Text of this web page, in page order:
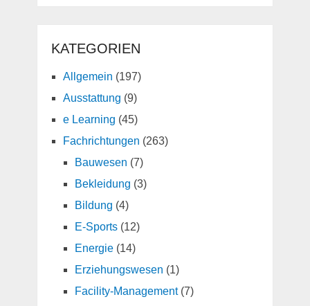
KATEGORIEN
Allgemein (197)
Ausstattung (9)
e Learning (45)
Fachrichtungen (263)
Bauwesen (7)
Bekleidung (3)
Bildung (4)
E-Sports(12)
Energie(14)
Erziehungswesen (1)
Facility-Management(7)